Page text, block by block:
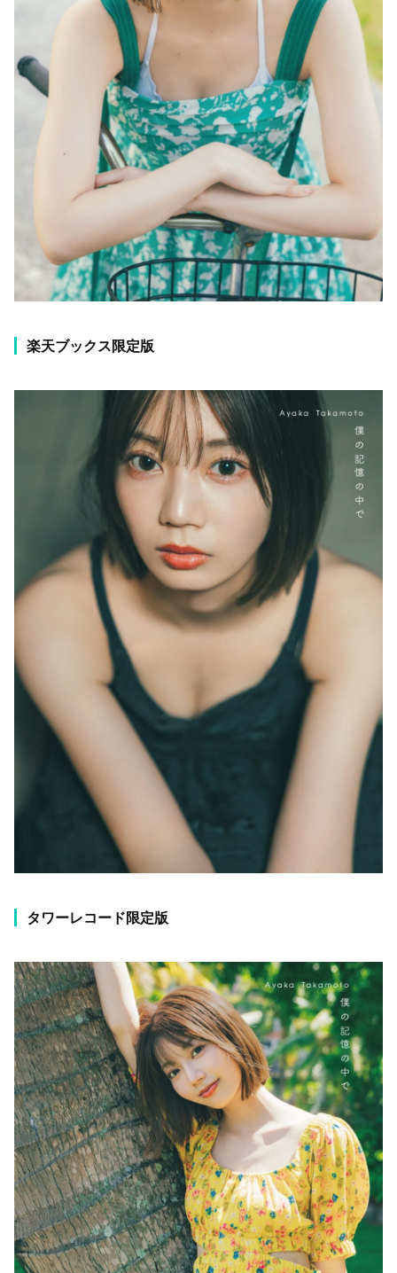
楽天ブックス限定版
タワーレコード限定版